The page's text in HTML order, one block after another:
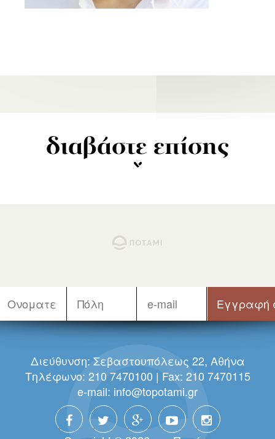
διαβάστε επίσης
Διεύθυνση: Σεβαστουπόλεως 22, Αθήνα
Τηλέφωνο: 210 7470100 | Fax: 210 7470115
e-mail: info@topotami.gr